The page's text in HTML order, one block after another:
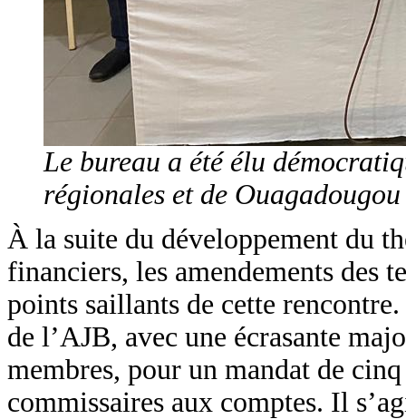
Le bureau a été élu
régionales et de Ouagadougou
À la suite du développement du
financiers, les amendements des
points saillants de cette
de l’AJB, avec une écrasante
membres, pour un mandat de
commissaires aux comptes. Il